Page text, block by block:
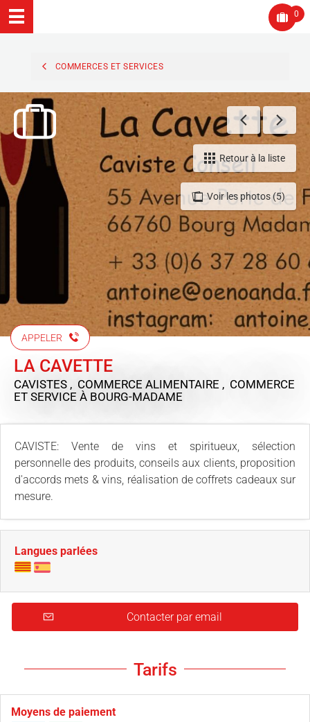
0
COMMERCES ET SERVICES
Voir les photos (5)
Retour à la liste
APPELER
LA CAVETTE
CAVISTES , COMMERCE ALIMENTAIRE , COMMERCE
ET SERVICE À BOURG-MADAME
CAVISTE: Vente de vins et spiritueux, sélection
personnelle des produits, conseils aux clients, proposition
d'accords mets & vins, réalisation de coffrets cadeaux sur
mesure.
Langues parlées
Contacter par email
Tarifs
Moyens de paiement